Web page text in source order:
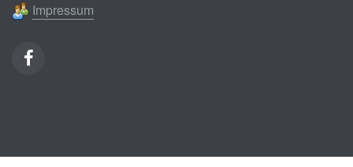
Impressum